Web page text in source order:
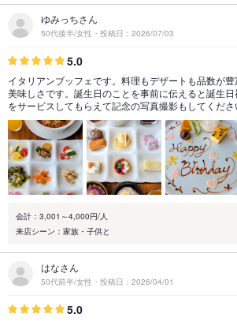
ゆみっちさん
50代後半/女性・投稿日：2026/07/03
5.0
イタリアンブッフェです。料理もデザートも品数が
美味しさです。誕生日のことを事前に伝えると誕生
をサービスしてもらえて記念の写真撮影もしてくだ
会計：3,001～4,000円/人
来店シーン：家族・子供と
はなさん
50代前半/女性・投稿日：2026/04/01
5.0